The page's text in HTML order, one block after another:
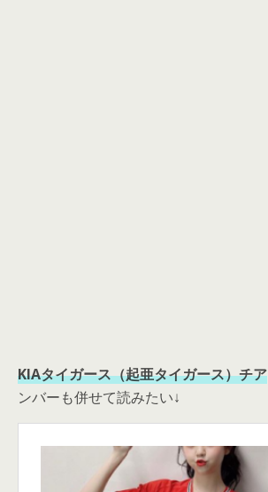
KIAタイガース（起亜タイガース）チア
ンバーも併せて読みたい↓